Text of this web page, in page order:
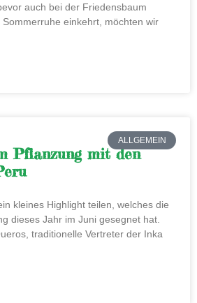
auch bei der Friedensbaum
einkehrt, möchten wir
ALLGEMEIN
Pflanzung mit den
kleines Highlight teilen, welches die
dieses Jahr im Juni gesegnet hat.
traditionelle Vertreter der Inka